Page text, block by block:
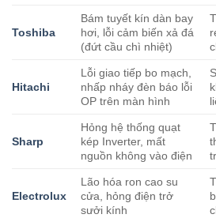
Toshiba
Bám tuyết kín dàn bay
hơi, lỗi cảm biến xả đá
(đứt cầu chì nhiệt)
Hitachi
Lỗi giao tiếp bo mạch,
nhấp nháy đèn báo lỗi
OP trên màn hình
Sharp
Hỏng hệ thống quạt
kép Inverter, mất
nguồn không vào điện
Electrolux
Lão hóa ron cao su
cửa, hỏng điện trở
sưởi kính